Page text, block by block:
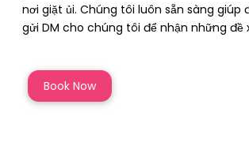
nơi giặt ủi. Chúng tôi luôn sẵn sàng giúp
gửi DM cho chúng tôi để nhận những đề
Book Now